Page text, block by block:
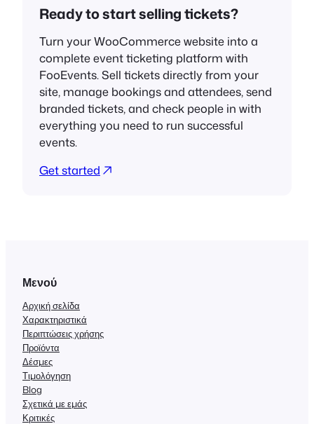
Ready to start selling tickets?
Turn your WooCommerce website into a
complete event ticketing platform with
FooEvents. Sell tickets directly from your
site, manage bookings and attendees, send
branded tickets, and check people in with
everything you need to run successful
events.
Get started
Μενού
Αρχική σελίδα
Χαρακτηριστικά
Περιπτώσεις χρήσης
Προϊόντα
Δέσμες
Τιμολόγηση
Blog
Σχετικά με εμάς
Κριτικές